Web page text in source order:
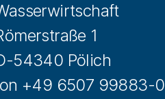
1
54340 Pölich
+49 6507 99883-0